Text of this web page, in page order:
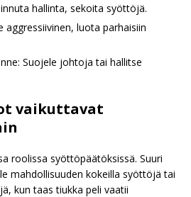
hallinta, sekoita syöttöjä.
aggressiivinen, luota parhaisiin
Suojele johtoja tai hallitse
vaikuttavat
roolissa syöttöpäätöksissä. Suuri
mahdollisuuden kokeilla syöttöjä tai
kun taas tiukka peli vaatii